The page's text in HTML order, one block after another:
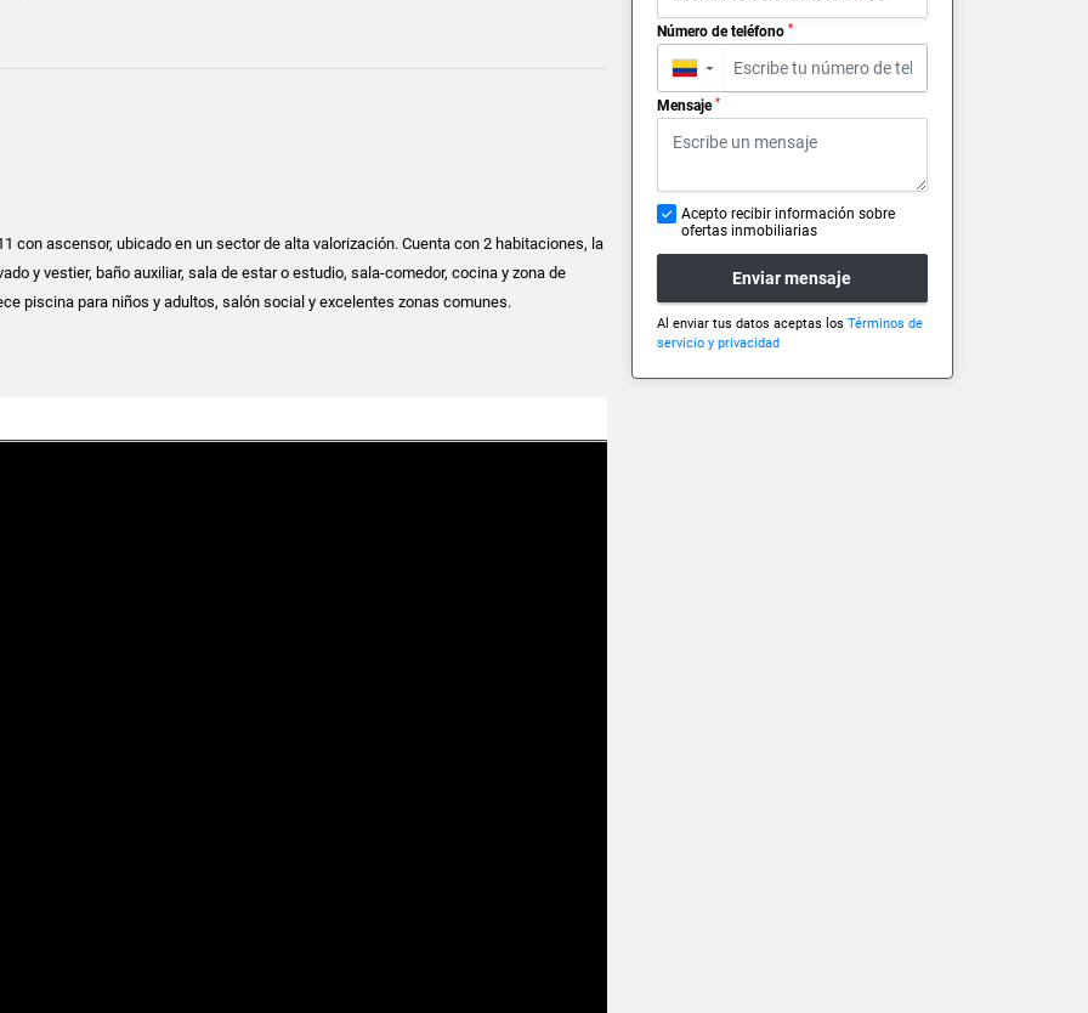
con ascensor, ubicado en un sector de alta valorización. Cuenta con 2 habitaciones, la
y vestier, baño auxiliar, sala de estar o estudio, sala-comedor, cocina y zona de
piscina para niños y adultos, salón social y excelentes zonas comunes.
Número de teléfono *
▼
Mensaje *
Acepto recibir información sobre
ofertas inmobiliarias
Enviar mensaje
Al enviar tus datos aceptas los Términos de
servicio y privacidad